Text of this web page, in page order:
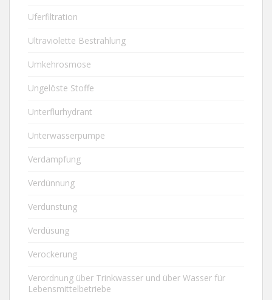
Uferfiltration
Ultraviolette Bestrahlung
Umkehrosmose
Ungelöste Stoffe
Unterflurhydrant
Unterwasserpumpe
Verdampfung
Verdünnung
Verdunstung
Verdüsung
Verockerung
Verordnung über Trinkwasser und über Wasser für
Lebensmittelbetriebe